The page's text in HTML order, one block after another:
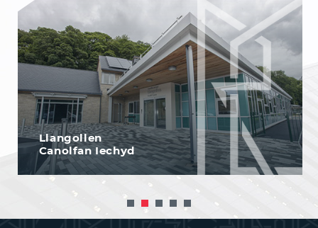
Sŵ Gaer,
Yr Ynysoedd